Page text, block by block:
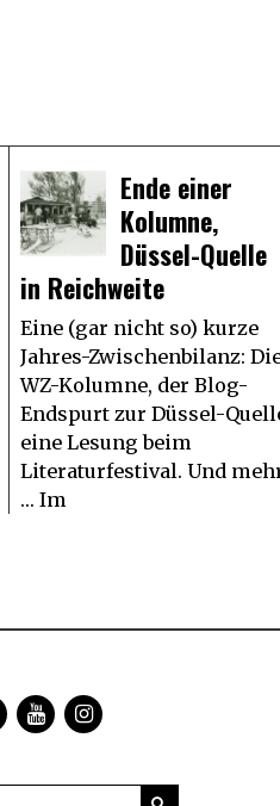
Ende einer
Kolumne,
Düssel-Quelle
in Reichweite
Eine (gar nicht so) kurze
Jahres-Zwischenbilanz:
WZ-Kolumne, der Blog-
Endspurt zur Düssel-
eine Lesung beim
Literaturfestival. Und
… Im